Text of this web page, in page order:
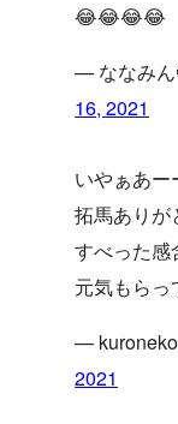
😂😂😂😂
— ななみん
16, 2021
いやぁあー
拓馬ありが
すべった感
元気もら
—
2021